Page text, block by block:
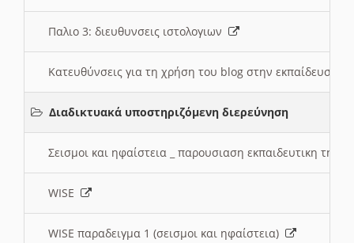
Παλιο 3: διευθυνσεις ιστολογιων
Κατευθύνσεις για τη χρήση του blog στην εκπαίδευση
Διαδικτυακά υποστηριζόμενη διερεύνηση
Σεισμοι και ηφαίστεια _ παρουσιαση εκπαιδευτικη
WISE
WISE παραδειγμα 1 (σεισμοι και ηφαίστεια)